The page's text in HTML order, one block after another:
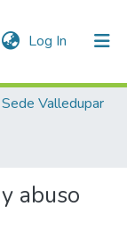
Log In (current)
Sede Valledupar
abuso